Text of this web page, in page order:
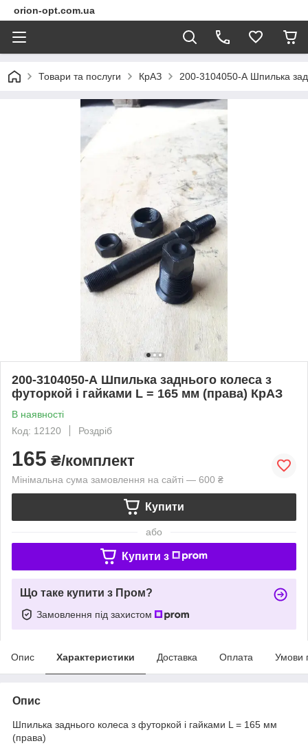
orion-opt.com.ua
Товари та послуги КрАЗ 200-3104050-А Шпилька
200-3104050-А Шпилька заднього колеса з
футоркой і гайками L = 165 мм (права) КрАЗ
В наявності
Код: 12120
Роздріб
165 ₴/комплект
Мінімальна сума замовлення на сайті — 600 ₴
Купити
або
Купити з
Що таке купити з Пром?
Замовлення під захистом
Опис Характеристики Доставка Оплата Умови
Опис
Шпилька заднього колеса з футоркой і гайками L = 165 мм
(права)